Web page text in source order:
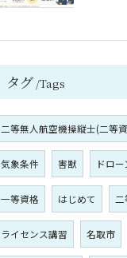
タグ Tags
二等無人航空機操縦士(二等
気象条件 害獣 ドロー
一等資格 はじめて 二
ライセンス講習 名取市